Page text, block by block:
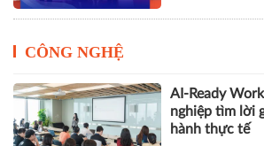
CÔNG NGHỆ
AI-Ready
nghiệp tìm lời
hành thực tế